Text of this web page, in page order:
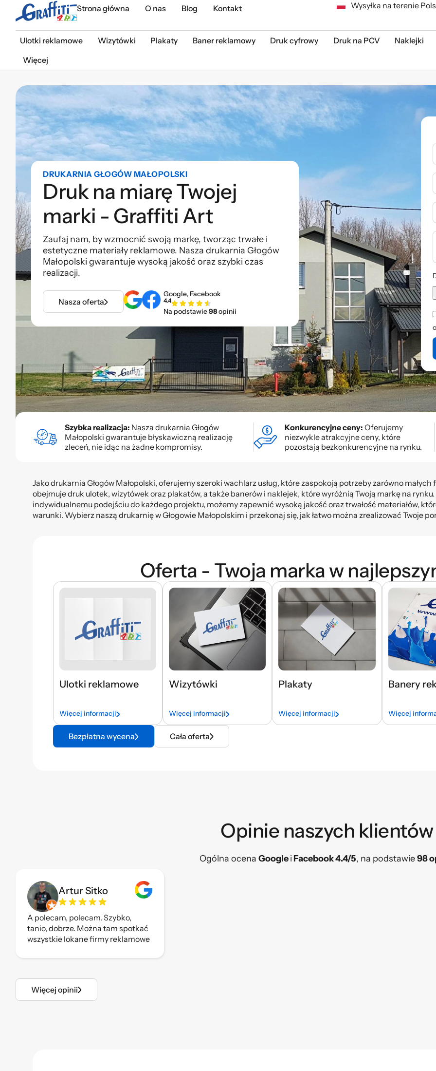
Strona główna O nas Blog Kontakt Wysyłka na terenie
Ulotki reklamowe Wizytówki Plakaty Baner reklamowy Druk cyfrowy Druk na PCV
Naklejki
Więcej
DRUKARNIA GŁOGÓW MAŁOPOLSKI
Druk na miarę Twojej
marki - Graffiti Art
Zaufaj nam, by wzmocnić swoją markę, tworząc trwałe i
estetyczne materiały reklamowe. Nasza drukarnia Głogów
Małopolski gwarantuje wysoką jakość oraz szybki czas
realizacji.
Nasza oferta
Google, Facebook
4.4
Na podstawie98opinii
Szybka realizacja: Nasza drukarnia Głogów
Małopolski gwarantuje błyskawiczną realizację
zleceń, nie idąc na żadne kompromisy.
Konkurencyjne ceny: Oferujemy
niezwykle atrakcyjne ceny, które
pozostają bezkonkurencyjne na rynku.
Jako drukarnia Głogów Małopolski, oferujemy szeroki wachlarz usług, które zaspokoją potrzeby zarówno
obejmuje druk ulotek, wizytówek oraz plakatów, a także banerów i naklejek, które wyróżnią Twoją markę na
indywidualnemu podejściu do każdego projektu, możemy zapewnić wysoką jakość oraz trwałość materiałów,
warunki. Wybierz naszą drukarnię w Głogowie Małopolskim i przekonaj się, jak łatwo można zrealizować Twoje
Oferta - Twoja marka w
Ulotki reklamowe
Więcej informacji
Wizytówki
Więcej informacji
Plakaty
Więcej informacji
Banery
Więcej
Bezpłatna wycena Cała oferta
Opinie naszych klientów​
Ogólna ocena Googlei Facebook 4.4/5, na podstawie98
Artur Sitko
A polecam, polecam. Szybko,
tanio, dobrze. Można tam spotkać
wszystkie lokane firmy reklamowe
Więcej opinii